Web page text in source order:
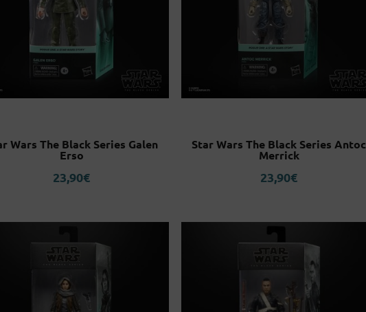
Wars The Black Series Galen
Erso
23,90€
Star Wars The Black Series Antoc
Merrick
23,90€